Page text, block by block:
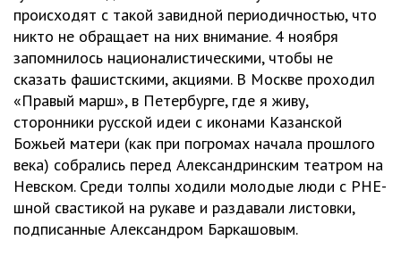
происходят с такой завидной периодичностью, что
никто не обращает на них внимание. 4 ноября
запомнилось националистическими, чтобы не
сказать фашистскими, акциями. В Москве проходил
«Правый марш», в Петербурге, где я живу,
сторонники русской идеи с иконами Казанской
Божьей матери (как при погромах начала прошлого
века) собрались перед Александринским театром на
Невском. Среди толпы ходили молодые люди с РНЕ-
шной свастикой на рукаве и раздавали листовки,
подписанные Александром Баркашовым.